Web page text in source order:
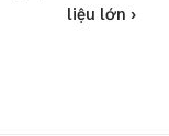
liệu lớn ›